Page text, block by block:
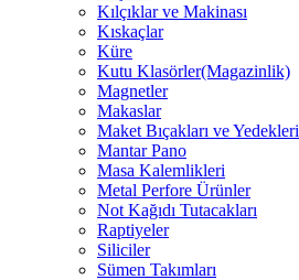
Kılçıklar ve Makinası
Kıskaçlar
Küre
Kutu Klasörler(Magazinlik)
Magnetler
Makaslar
Maket Bıçakları ve Yedekleri
Mantar Pano
Masa Kalemlikleri
Metal Perfore Ürünler
Not Kağıdı Tutacakları
Raptiyeler
Siliciler
Sümen Takımları